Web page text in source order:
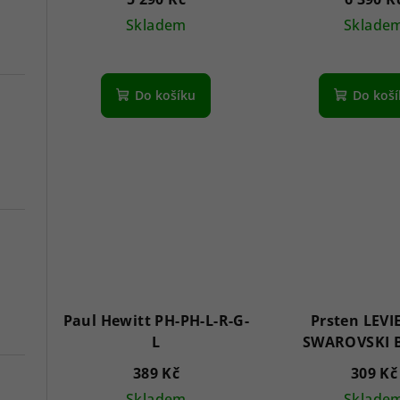
butterfly gold plated
Skladem
Do košíku
je
Do
Paul Hewitt PH-PH-L-R-G-
L
389 Kč
Prsten
SWAROVSKI
PINK/309 Kč